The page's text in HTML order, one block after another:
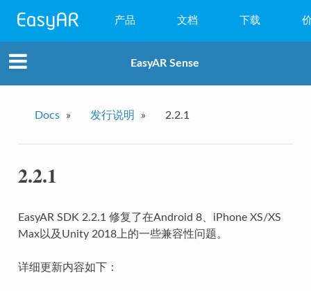
产品
小程序AR
EasyAR Mega
文档 下载
EasyAR Sense
Docs » 发行说明 » 2.2.1
2.2.1
EasyAR SDK 2.2.1 修复了在Android 8、iPhone XS/XS
Max以及Unity 2018上的一些兼容性问题。
详细更新内容如下：